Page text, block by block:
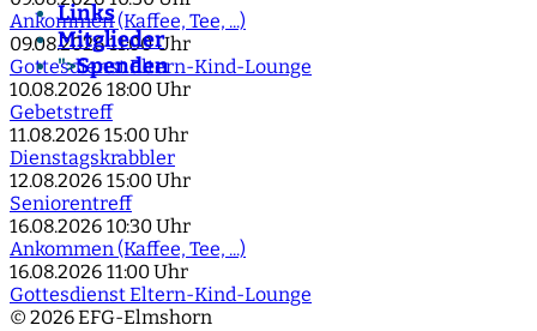
Links
Mitglieder
">Spenden
Ankommen (Kaffee, Tee, ...)
09.08.2026 11:00 Uhr
Gottesdienst Eltern-Kind-Lounge
10.08.2026 18:00 Uhr
Gebetstreff
11.08.2026 15:00 Uhr
Dienstagskrabbler
12.08.2026 15:00 Uhr
Seniorentreff
16.08.2026 10:30 Uhr
Ankommen (Kaffee, Tee, ...)
16.08.2026 11:00 Uhr
Gottesdienst Eltern-Kind-Lounge
© 2026 EFG-Elmshorn